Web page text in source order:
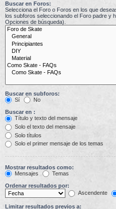
Buscar en Foros:
Selecciona el Foro o Foros en los que
los subforos seleccionando el Foro padre y
Opciones de búsqueda).
Buscar en subforos:
Sí
No
Buscar en :
Título y texto del mensaje
Solo el texto del mensaje
Solo títulos
Solo el primer mensaje de los temas
Mostrar resultados como:
Mensajes
Temas
Ordenar resultados por:
Ascendente
Limitar resultados previos a: